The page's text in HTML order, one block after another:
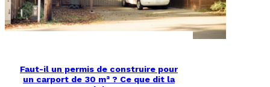
Faut-il un permis de construire pour
un carport de 30 m² ? Ce que dit la